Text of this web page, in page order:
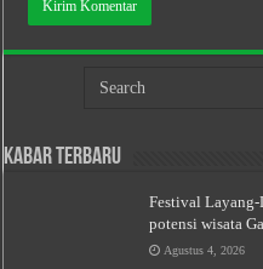
Kabar Terbaru
Festival
potensi wisata
Agustus 4, 2026